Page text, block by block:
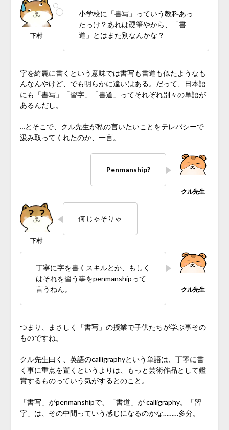
小学校に「書写」っていう教科あっ
たっけ？あれは硬筆やから、「書
道」とはまた別なんかな？
字を綺麗に書くという意味では書写も書道も似たようなも
んなんやけど、でも明らかに違いはある。だって、日本語
にも「書写」「習字」「書道」ってそれぞれ別々の単語が
あるんだし。
…とそこで、クル先生が私の言いたいことをテレパシーで
汲み取ってくれたのか、一言。
Penmanship?
何じゃそりゃ
丁寧に字を書くスキルとか、もしく
はそれを習う事をpenmanshipって
言うねん。
つまり、まさしく「書写」の授業で子供たちが学ぶ事その
ものですね。
クル先生曰く、英語のcalligraphyという単語は、丁寧に書
く事に重点を置くというよりは、もっと芸術作品として鑑
賞するものっていう気がするとのこと。
「書写」がpenmanshipで、「書道」が calligraphy。「習
字」は、その中間っていう感じになるのかな………多分。